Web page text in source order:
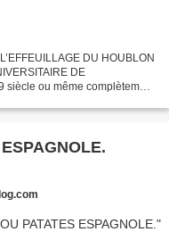
DU HOUBLON
DE
ou même complètement